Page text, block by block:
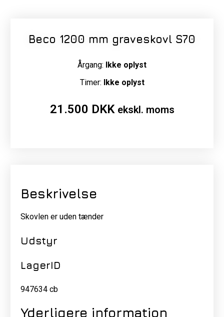
Beco 1200 mm graveskovl S70
Årgang: Ikke oplyst
Timer: Ikke oplyst
21.500 DKK ekskl. moms
Beskrivelse
Skovlen er uden tænder
Udstyr
LagerID
947634 cb
Yderligere information